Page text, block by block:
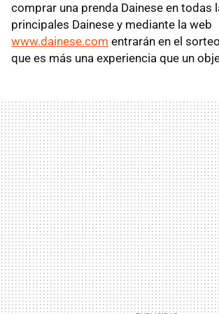
comprar una prenda Dainese en todas
principales Dainese y mediante la web
www.dainese.com entrarán en el
que es más una experiencia que un